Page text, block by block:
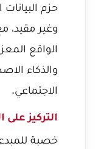
حزم
وغير مقيد،
الاجتماعي.
التركيز على
خصبة